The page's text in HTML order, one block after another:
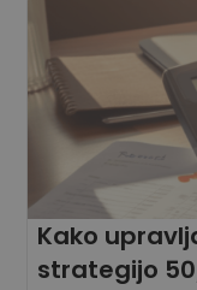
Kako
strategijo